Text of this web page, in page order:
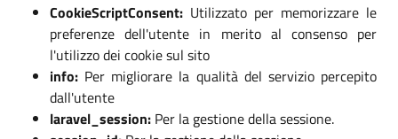
CookieScriptConsent: Utilizzato per memorizzare le
preferenze dell'utente in merito al consenso per
l'utilizzo dei cookie sul sito
info: Per migliorare la qualità del servizio percepito
dall'utente
laravel_session: Per la gestione della sessione.